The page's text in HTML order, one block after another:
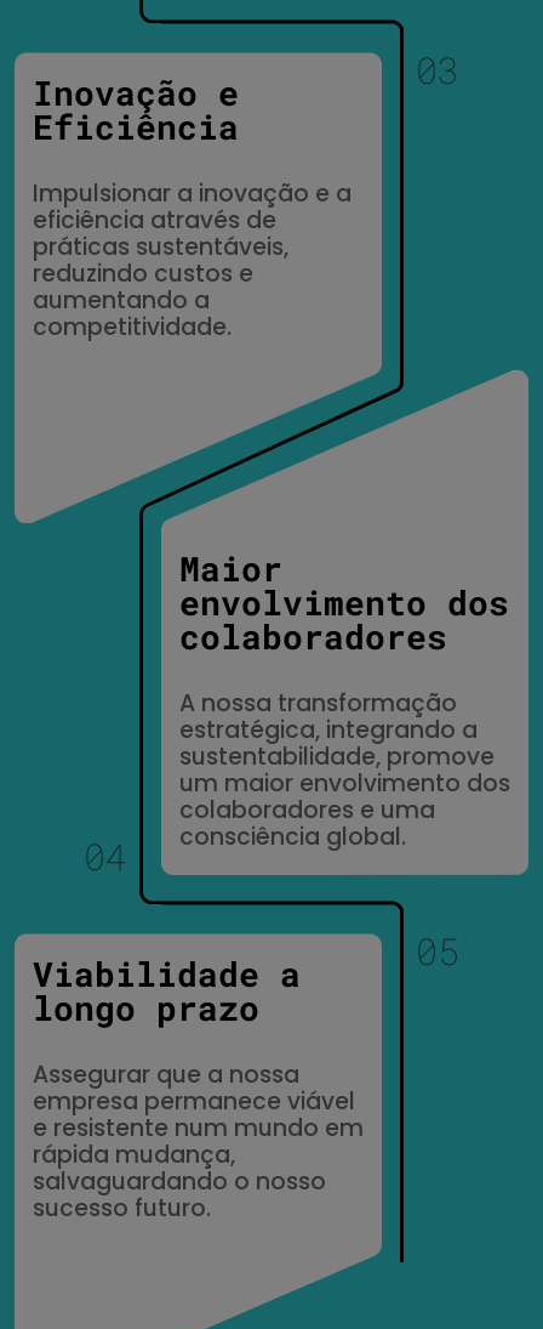
Inovação e
Eficiência
Impulsionar a inovação e a
eficiência através de
práticas sustentáveis,
reduzindo custos e
aumentando a
competitividade.
Maior
envolvimento dos
colaboradores
A nossa transformação
estratégica, integrando a
sustentabilidade, promove
um maior envolvimento dos
colaboradores e uma
consciência global.
Viabilidade a
longo prazo
Assegurar que a nossa
empresa permanece viável
e resistente num mundo em
rápida mudança,
salvaguardando o nosso
sucesso futuro.